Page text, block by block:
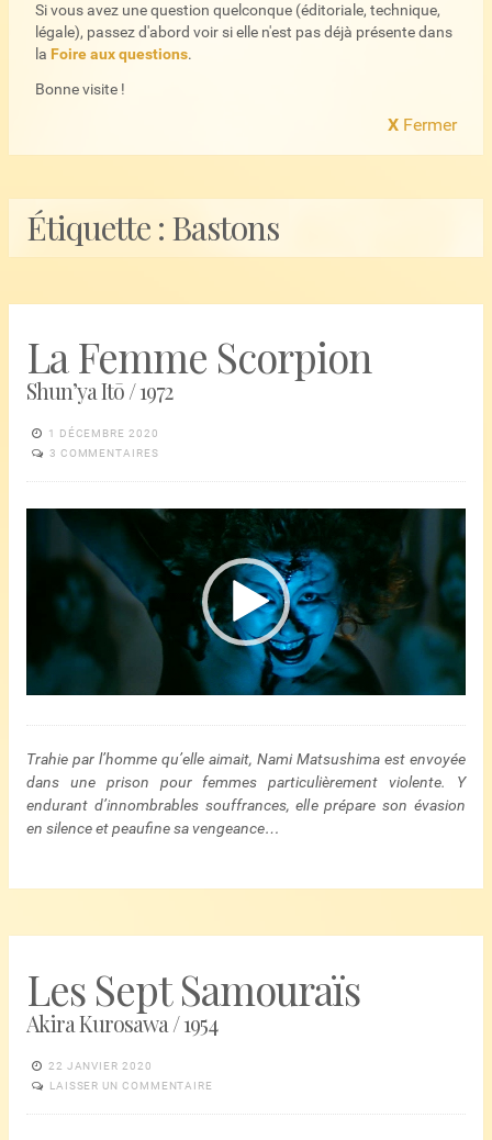
Si vous avez une question quelconque (éditoriale, technique,
légale), passez d'abord voir si elle n'est pas déjà présente dans
la Foire aux questions.
Bonne visite !
X Fermer
Étiquette : Bastons
La Femme Scorpion
Shun’ya Itō / 1972
1 DÉCEMBRE 2020
3 COMMENTAIRES
Lecteur
Trahie par l’homme qu’elle aimait, Nami Matsushima est envoyée
dans une prison pour femmes particulièrement violente. Y
endurant d’innombrables souffrances, elle prépare son évasion
en silence et peaufine sa vengeance…
Les Sept Samouraïs
Akira Kurosawa / 1954
22 JANVIER 2020
LAISSER UN COMMENTAIRE